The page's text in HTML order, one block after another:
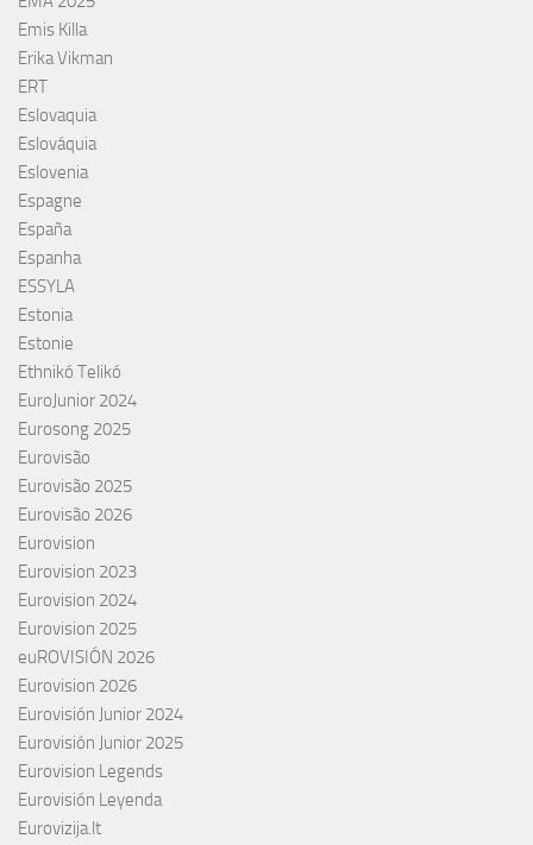
Emis Killa
Erika Vikman
ERT
Eslovaquia
Eslováquia
Eslovenia
Espagne
España
Espanha
ESSYLA
Estonia
Estonie
Ethnikó Telikó
EuroJunior 2024
Eurosong 2025
Eurovisão
Eurovisão 2025
Eurovisão 2026
Eurovision
Eurovision 2023
Eurovision 2024
Eurovision 2025
euROVISIÓN 2026
Eurovision 2026
Eurovisión Junior 2024
Eurovisión Junior 2025
Eurovision Legends
Eurovisión Leyenda
Eurovizija.lt